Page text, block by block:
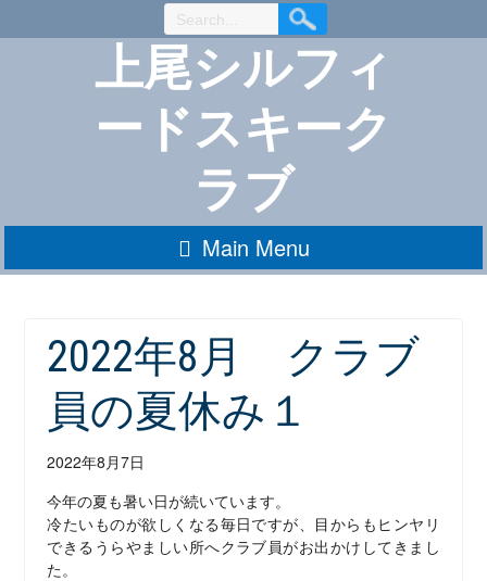
to
上尾シルフィ
ードスキーク
ラブ
Main Menu
2022年8月 クラブ
員の夏休み１
2022年8月7日
今年の夏も暑い日が続いています。
冷たいものが欲しくなる毎日ですが、目からもヒンヤリ
できるうらやましい所へクラブ員がお出かけしてきまし
た。